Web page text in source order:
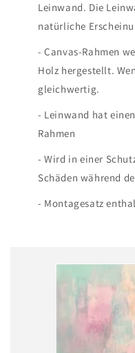
Leinwand. Die
natürliche
- Canvas-Rahmen
Holz hergestellt.
gleichwertig.
- Leinwand hat
Rahmen
- Wird in einer
Schäden während
- Montagesatz